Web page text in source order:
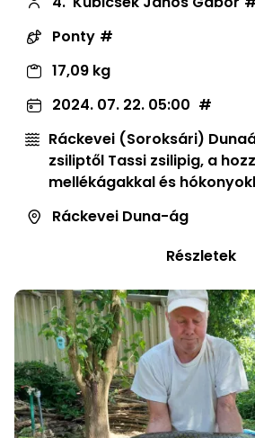
Ponty
17,09 kg
2024. 07. 22. 05:00
Ráckevei (Soroksári)
zsiliptől Tassi zsilipig, a
mellékágakkal és
Ráckevei Duna-ág
Részletek